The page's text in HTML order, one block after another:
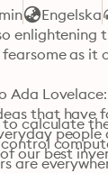
Engelska
enlightening
as it
Ada
that have
people
our best
calculate
are